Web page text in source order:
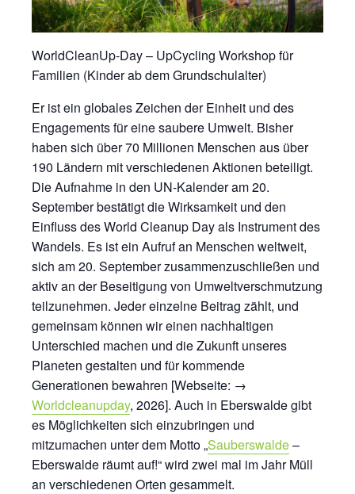
WorldCleanUp-Day – UpCycling Workshop für
Familien (Kinder ab dem Grundschulalter)
Er ist ein globales Zeichen der Einheit und des
Engagements für eine saubere Umwelt. Bisher
haben sich über 70 Millionen Menschen aus über
190 Ländern mit verschiedenen Aktionen beteiligt.
Die Aufnahme in den UN-Kalender am 20.
September bestätigt die Wirksamkeit und den
Einfluss des World Cleanup Day als Instrument des
Wandels. Es ist ein Aufruf an Menschen weltweit,
sich am 20. September zusammenzuschließen und
aktiv an der Beseitigung von Umweltverschmutzung
teilzunehmen. Jeder einzelne Beitrag zählt, und
gemeinsam können wir einen nachhaltigen
Unterschied machen und die Zukunft unseres
Planeten gestalten und für kommende
Generationen bewahren [Webseite: →
Worldcleanupday, 2026]. Auch in Eberswalde gibt
es Möglichkeiten sich einzubringen und
mitzumachen unter dem Motto „Sauberswalde–
Eberswalde räumt auf!“ wird zwei mal im Jahr Müll
an verschiedenen Orten gesammelt.